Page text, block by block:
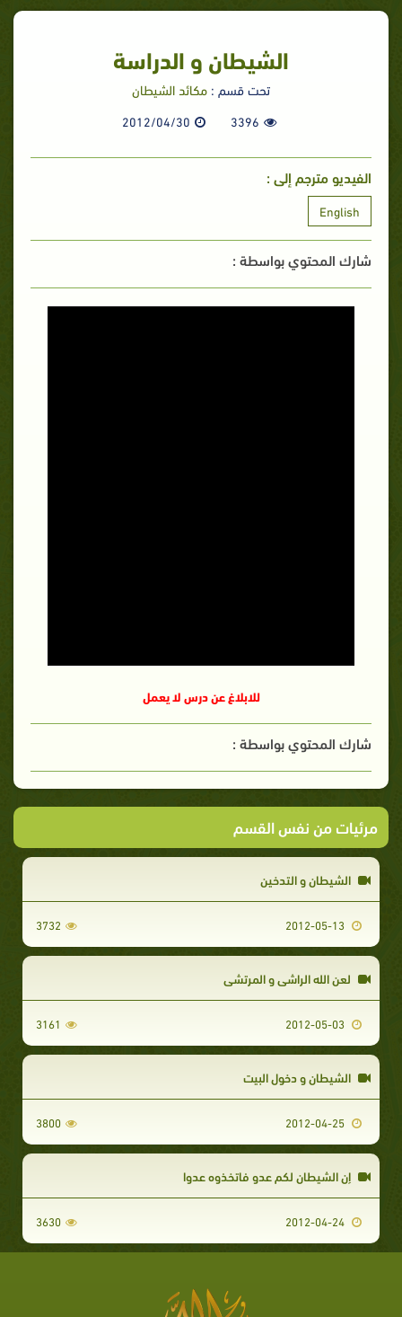
الشيطان و الدراسة
تحت قسم : مكائد الشيطان
3396
2012/04/30
الفيديو مترجم إلى :
English
شارك المحتوي بواسطة :
للابلاغ عن درس لا يعمل
شارك المحتوي بواسطة :
مرئيات من نفس القسم
الشيطان و التدخين
3732
لعن الله الراشي و المرتشي
3161
الشيطان و دخول البيت
3800
إن الشيطان لكم عدو فاتخذوه عدوا
3630